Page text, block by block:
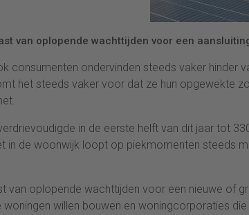
van oplopende wachttijden voor een
consumenten ondervinden steeds vaker hinder
het steeds vaker voor dat ze hun opgewekte
in de eerste helft van dit jaar tot
in de woonwijk loopt op piekmomenten steeds
van oplopende wachttijden voor een nieuwe of
willen bouwen en woningcorporaties